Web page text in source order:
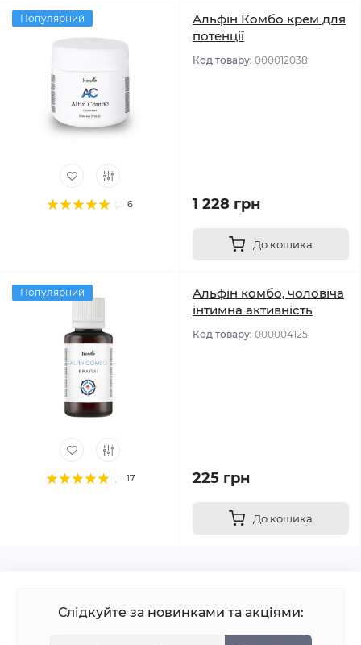
Популярний
6
Альфін Комбо крем для
потенції
Код товару: 000012038
1 228 грн
До кошика
Популярний
17
Альфін комбо, чоловіча
інтимна активність
Код товару: 000004125
225 грн
До кошика
Слідкуйте за новинками та акціями: